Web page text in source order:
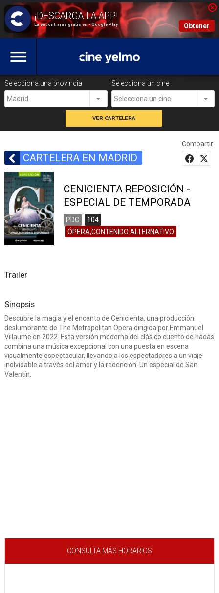
La encontrarás gratis en - Google Play Obtener
Selecciona una provincia
Madrid
Selecciona un cine
Selecciona un cine
CARTELERA EN MADRID
Compartir:
CENICIENTA REPOSICIÓN -
ESPECIAL DE TEMPORADA
PDC
104
ÓPERA,CONTENIDO ALTERNATIVO
Trailer
Sinopsis
Descubre la magia y el encanto de Cenicienta, una producción
deslumbrante de The Metropolitan Opera dirigida por Emmanuel
Villaume en 2022. Esta versión moderna del clásico cuento de hadas
combina una música excepcional con una puesta en escena
visualmente espectacular, llevando a los espectadores a un viaje
inolvidable a través del amor y la redención. Un especial de San
Valentín.
CONSULTA MÁS HORARIOS